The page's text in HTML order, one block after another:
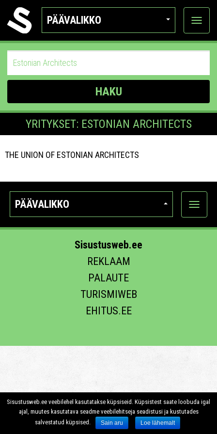
PÄÄVALIKKO
Näytä
HAKU
YRITYKSET: ESTONIAN ARCHITECTS
THE UNION OF ESTONIAN ARCHITECTS
PÄÄVALIKKO
Näytä
Sisustusweb.ee
REKLAAM
PALAUTE
TURISMIWEB
EHITUS.EE
Sisustusweb.ee veebilehel kasutatakse küpsiseid. Küpsistest saate loobuda igal
ajal, muutes kasutatava seadme veebilehitseja seadistusi ja kustutades
salvestatud küpsised.
Sain aru Loe lähemalt